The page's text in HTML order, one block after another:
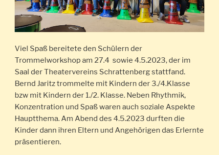
Viel Spaß bereitete den Schülern der
Trommelworkshop am 27.4 sowie 4.5.2023, der im
Saal der Theatervereins Schrattenberg stattfand.
Bernd Jaritz trommelte mit Kindern der 3./4.Klasse
bzw mit Kindern der 1./2. Klasse. Neben Rhythmik,
Konzentration und Spaß waren auch soziale Aspekte
Hauptthema. Am Abend des 4.5.2023 durften die
Kinder dann ihren Eltern und Angehörigen das Erlernte
präsentieren.